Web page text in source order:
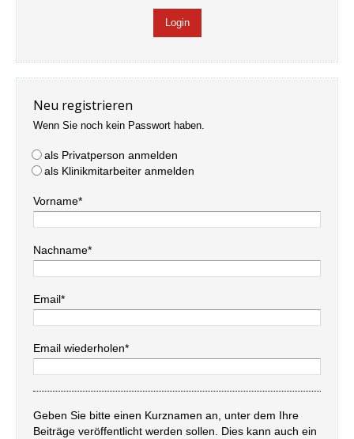
Neu registrieren
Wenn Sie noch kein Passwort haben.
als Privatperson anmelden
als Klinikmitarbeiter anmelden
Vorname*
Nachname*
Email*
Email wiederholen*
Geben Sie bitte einen Kurznamen an, unter dem Ihre
Beiträge veröffentlicht werden sollen. Dies kann auch ein